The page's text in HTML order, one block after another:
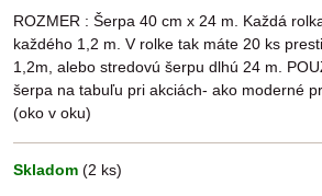
ROZMER : Šerpa 40 cm x 24 m. Každá
každého 1,2 m. V rolke tak máte 20 ks
1,2m, alebo stredovú šerpu dlhú 24 m.
šerpa na tabuľu pri akciách- ako moderné
(oko v oku)
Skladom (2 ks)